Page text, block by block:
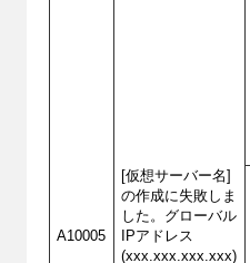
A10005
[仮想サーバー名]
の作成に失敗しま
した。グローバル
IPアドレス
(xxx.xxx.xxx.xxx)